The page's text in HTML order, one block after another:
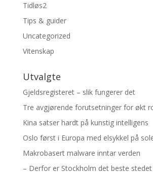
Tidløs2
Tips & guider
Uncategorized
Vitenskap
Utvalgte
Gjeldsregisteret – slik fungerer det
Tre avgjørende forutsetninger for økt
Kina satser hardt på kunstig intelligens
Oslo først i Europa med elsykkel på
Makrobasert malware inntar verden
– Derfor er Stockholm det beste